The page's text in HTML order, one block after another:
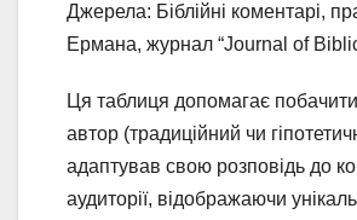
Джерела: Біблійні коментарі,
Ермана, журнал “Journal of
Ця таблиця допомагає
автор (традиційний чи
адаптував свою розповідь до
аудиторії, відображаючи